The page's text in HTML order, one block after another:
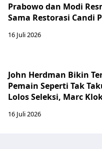
Prabowo dan Modi
Sama Restorasi Candi
16 Juli 2026
John Herdman Bikin
Pemain Seperti Tak
Lolos Seleksi, Marc
16 Juli 2026